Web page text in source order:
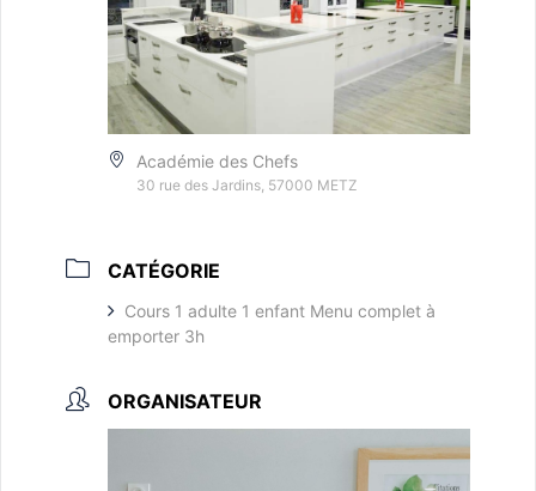
Académie des Chefs
30 rue des Jardins, 57000 METZ
CATÉGORIE
Cours 1 adulte 1 enfant Menu complet à
emporter 3h
ORGANISATEUR